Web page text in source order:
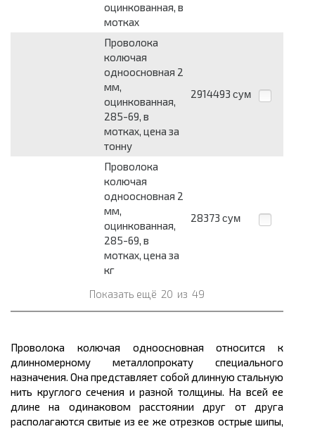
оцинкованная, в
мотках
Проволока
колючая
одноосновная 2
мм,
оцинкованная,
285-69, в
мотках, цена за
тонну
2914493 сум
Проволока
колючая
одноосновная 2
мм,
оцинкованная,
285-69, в
мотках, цена за
кг
28373 сум
Показать ещё 20 из 49
Проволока колючая одноосновная относится к
длинномерному металлопрокату специального
назначения. Она представляет собой длинную стальную
нить круглого сечения и разной толщины. На всей ее
длине на одинаковом расстоянии друг от друга
располагаются свитые из ее же отрезков острые шипы,